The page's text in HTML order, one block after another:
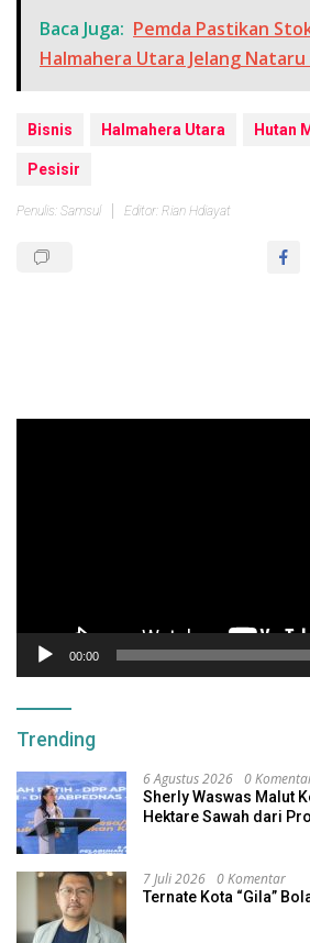
Baca Juga: Pemda Pastikan
Halmahera Utara Jelang
Bisnis Halmahera Utara Hutan
Pesisir
Penulis: Samsul Editor: Rian Hdiayat
00:00
Trending
6 Agustus 2026 0
Sherly Waswas Malut
Hektare Sawah dari
7 Juli 2026 0 Komentar
Ternate Kota “Gila”